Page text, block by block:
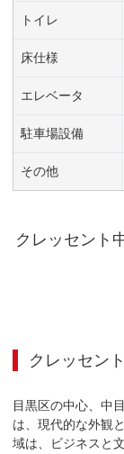
トイレ
床仕様
エレベータ
駐車場設備
その他
クレッセント
クレッセン
目黒区の中心、中
は、現代的な外観
域は、ビジネスと